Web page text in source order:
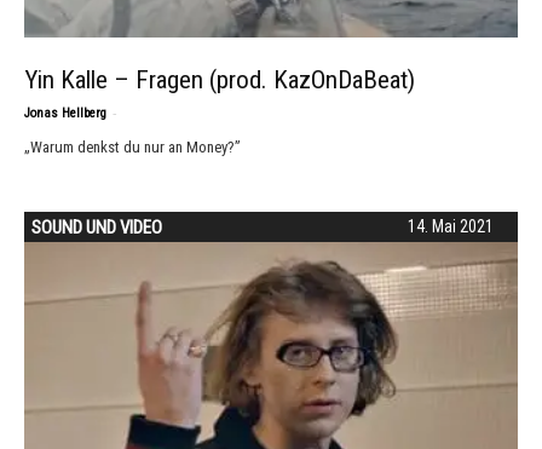
Yin Kalle – Fragen (prod. KazOnDaBeat)
Jonas Hellberg -
„Warum denkst du nur an Money?”
14. Mai 2021
SOUND UND VIDEO